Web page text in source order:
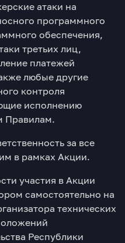
атаки на
программного
обеспечения,
третьих лиц,
платежей
любые другие
контроля
исполнению
Правилам.
за все
в рамках Акции.
участия в Акции
самостоятельно на
технических
Республики